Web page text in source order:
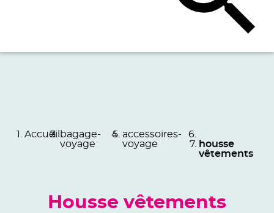
Accueil bagage-
voyage
accessoires-
voyage
housse
vêtements
Housse vêtements